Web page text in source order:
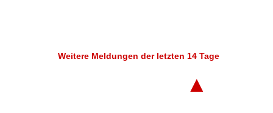
Weitere Meldungen der letzten 14 Tage
▲